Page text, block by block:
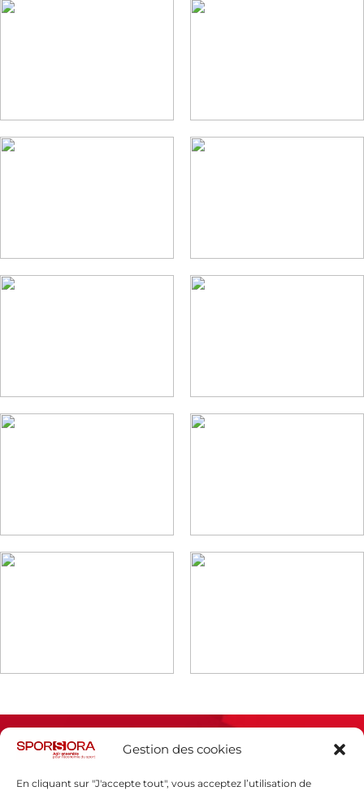
Gestion des cookies
En cliquant sur "J'accepte tout", vous acceptez l’utilisation de